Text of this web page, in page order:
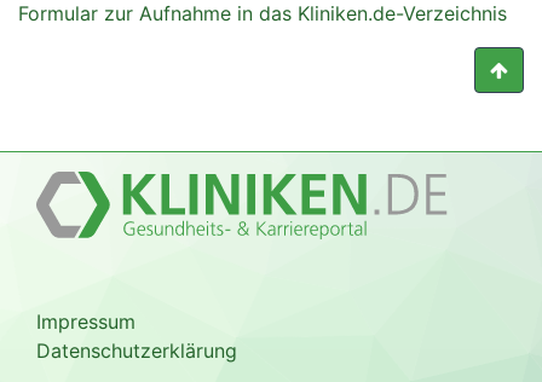
Formular zur Aufnahme in das Kliniken.de-Verzeichnis
Impressum
Datenschutzerklärung